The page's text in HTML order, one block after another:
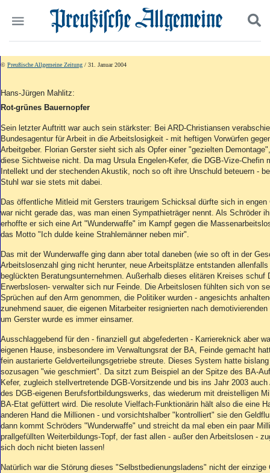
Wer wir sind
Aktuelle Ausgabe
Abonnenten-Login
Abonnent werden
Abo Prämien
Archiv
Mediadaten
Politik
Leben
Geschichte
Ostpreußen
Pommern
Berlin-Brandenburg
Danzig und Westpreußen
Bücher
Kontakt
Impressum
Datenschutz
Suchen und finden
© Preußische Allgemeine Zeitung / 31. Januar 2004
Hans-Jürgen Mahlitz:
Rot-grünes Bauernopfer
Sein letzter Auftritt war auch sein stärkster: Bei ARD-Christiansen
Bundesagentur für Arbeit in die Arbeitslosigkeit - mit heftigen Vorwürfen
Arbeitgeber. Florian Gerster sieht sich als Opfer einer "gezielten
diese Sichtweise nicht. Da mag Ursula Engelen-Kefer, die DGB-Vize-Chefin
Intellekt und der stechenden Akustik, noch so oft ihre Unschuld beteuern -
Stuhl war sie stets mit dabei.
Das öffentliche Mitleid mit Gersters traurigem Schicksal dürfte sich in engen
war nicht gerade das, was man einen Sympathieträger nennt. Als Schröder
erhoffte er sich eine Art "Wunderwaffe" im Kampf gegen die
das Motto "Ich dulde keine Strahlemänner neben mir".
Das mit der Wunderwaffe ging dann aber total daneben (wie so oft in der
Arbeitslosenzahl ging nicht herunter, neue Arbeitsplätze entstanden
beglückten Beratungsunternehmen. Außerhalb dieses elitären Kreises schuf
Erwerbslosen- verwalter sich nur Feinde. Die Arbeitslosen fühlten sich von
Sprüchen auf den Arm genommen, die Politiker wurden - angesichts
zunehmend sauer, die eigenen Mitarbeiter resignierten nach
um Gerster wurde es immer einsamer.
Ausschlaggebend für den - finanziell gut abgefederten - Karriereknick aber
eigenen Hause, insbesondere im Verwaltungsrat der BA, Feinde gemacht
fein austarierte Geldverteilungsgetriebe streute. Dieses System hatte
sozusagen "wie geschmiert". Da sitzt zum Beispiel an der Spitze des BA-
Kefer, zugleich stellvertretende DGB-Vorsitzende und bis ins Jahr 2003
des DGB-eigenen Berufsfortbildungswerks, das wiederum mit dreistelligen
BA-Etat gefüttert wird. Die resolute Vielfach-Funktionärin hält also die eine
anderen Hand die Millionen - und vorsichtshalber "kontrolliert" sie den
dann kommt Schröders "Wunderwaffe" und streicht da mal eben ein paar
prallgefüllten Weiterbildungs-Topf, der fast allen - außer den Arbeitslosen -
sich doch nicht bieten lassen!
Natürlich war die Störung dieses "Selbstbedienungsladens" nicht der einzige